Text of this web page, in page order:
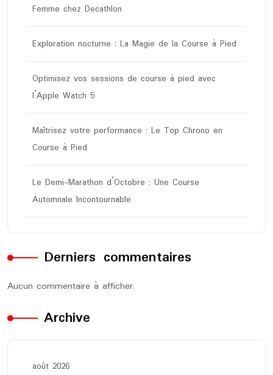
Femme chez Decathlon
Exploration nocturne : La Magie de la Course à Pied
Optimisez vos sessions de course à pied avec
l’Apple Watch 5
Maîtrisez votre performance : Le Top Chrono en
Course à Pied
Le Demi-Marathon d’Octobre : Une Course
Automnale Incontournable
Derniers commentaires
Aucun commentaire à afficher.
Archive
août 2026